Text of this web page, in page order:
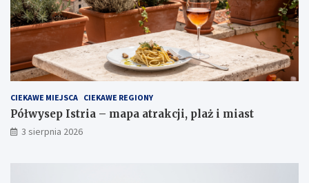
CIEKAWE MIEJSCA CIEKAWE REGIONY
Półwysep Istria – mapa atrakcji, plaż i miast
3 sierpnia 2026